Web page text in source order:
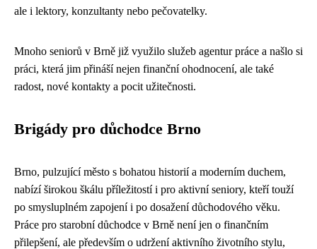
ale i lektory, konzultanty nebo pečovatelky.
Mnoho seniorů v Brně již využilo služeb agentur práce a našlo si
práci, která jim přináší nejen finanční ohodnocení, ale také
radost, nové kontakty a pocit užitečnosti.
Brigády pro důchodce Brno
Brno, pulzující město s bohatou historií a moderním duchem,
nabízí širokou škálu příležitostí i pro aktivní seniory, kteří touží
po smysluplném zapojení i po dosažení důchodového věku.
Práce pro starobní důchodce v Brně není jen o finančním
přilepšení, ale především o udržení aktivního životního stylu,